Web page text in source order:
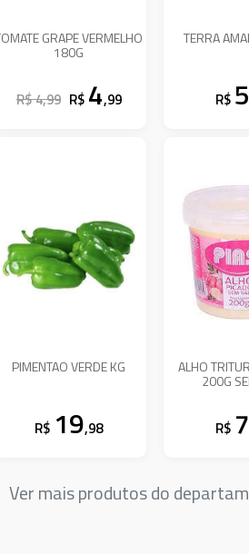
GRAPE VERMELHO
180G
R$ 4,99 R$ 4,99
TERRA
R$ 5
PIMENTAO VERDE KG
R$ 19,98
ALHO
200G
R$ 7
Ver mais produtos do